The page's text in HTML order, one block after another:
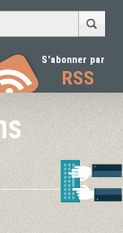
S'abonner par
RSS